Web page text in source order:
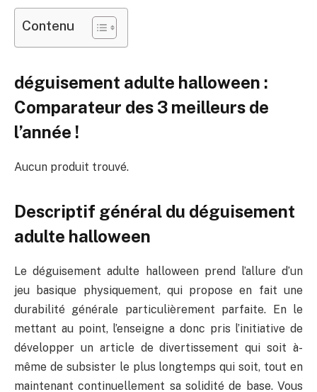
Contenu
déguisement adulte halloween :
Comparateur des 3 meilleurs de
l’année !
Aucun produit trouvé.
Descriptif général du déguisement
adulte halloween
Le déguisement adulte halloween prend l’allure d’un
jeu basique physiquement, qui propose en fait une
durabilité générale particulièrement parfaite. En le
mettant au point, l’enseigne a donc pris l’initiative de
développer un article de divertissement qui soit à-
même de subsister le plus longtemps qui soit, tout en
maintenant continuellement sa solidité de base. Vous